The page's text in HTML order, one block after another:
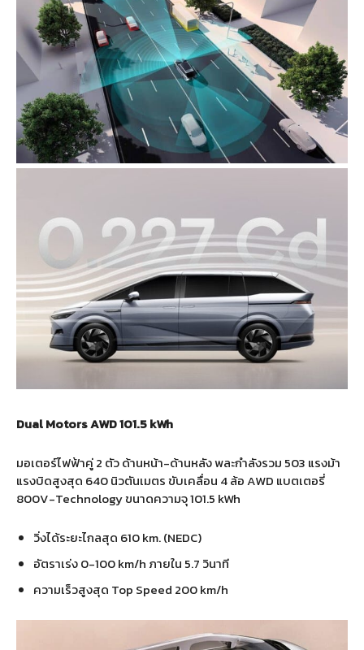
Dual Motors AWD 101.5 kWh
มอเตอร์ไฟฟ้าคู่ 2 ตัว ด้านหน้า-ด้านหลัง พละกำลังรวม 503 แรงม้า
แรงบิดสูงสุด 640 นิวตันเมตร ขับเคลื่อน 4 ล้อ AWD แบตเตอรี่
800V-Technology ขนาดความจุ 101.5 kWh
วิ่งได้ระยะไกลสุด 610 km. (NEDC)
อัตราเร่ง 0-100 km/h ภายใน 5.7 วินาที
ความเร็วสูงสุด Top Speed 200 km/h